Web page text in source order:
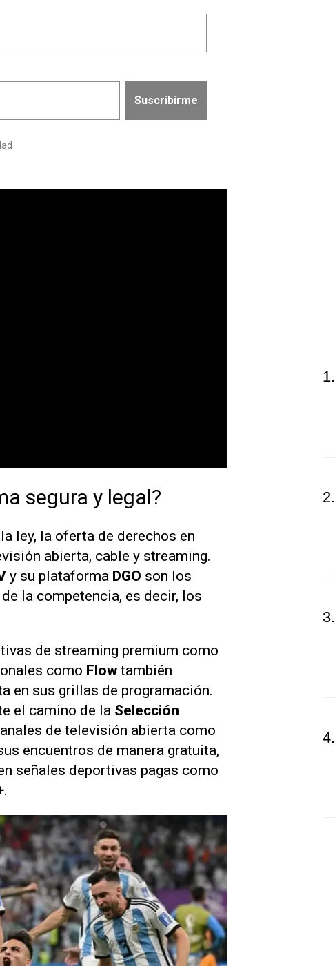
segura y legal?
ley, la oferta de derechos en
abierta, cable y streaming.
y su plataforma DGO son los
la competencia, es decir, los
de streaming premium como
como Flow también
en sus grillas de programación.
el camino de la Selección
de televisión abierta como
encuentros de manera gratuita,
señales deportivas pagas como
.
1.
2.
3.
4.